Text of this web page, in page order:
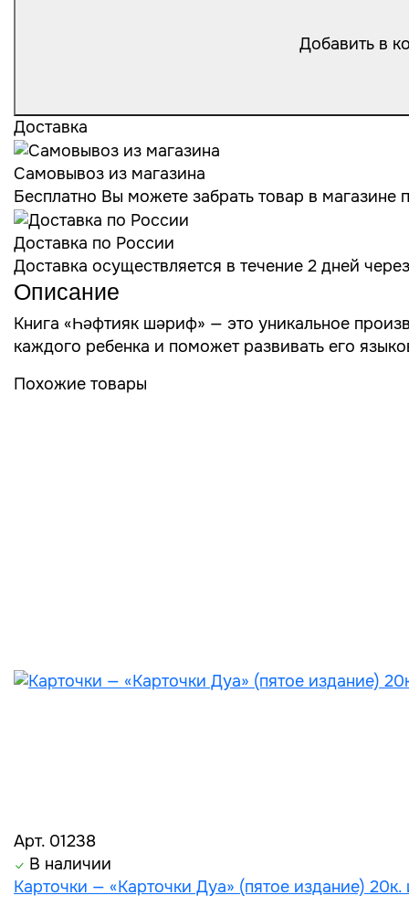
Добавить в
Доставка
Самовывоз из магазина
Бесплатно Вы можете забрать товар в
Доставка по России
Доставка осуществляется в течение 2 дней
Описание
Книга «Һәфтияк шәриф» — это уникальное
каждого ребенка и поможет развивать его
Похожие товары
Арт. 01238
В наличии
Карточки — «Карточки Дуа» (пятое издание)